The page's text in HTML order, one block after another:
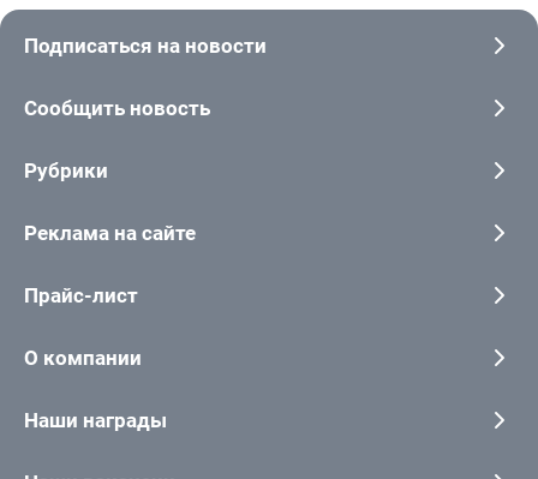
Подписаться на новости
Сообщить новость
Рубрики
Реклама на сайте
Прайс-лист
О компании
Наши награды